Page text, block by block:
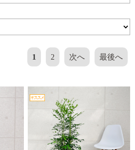
1 2 次へ 最後へ